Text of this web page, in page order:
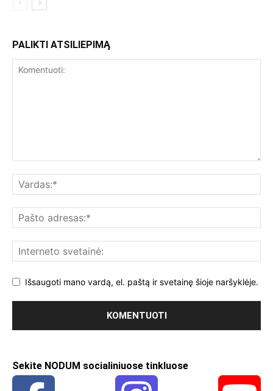
PALIKTI ATSILIEPIMĄ
Išsaugoti mano vardą, el. paštą ir svetainę šioje naršyklėje.
Sekite NODUM socialiniuose tinkluose